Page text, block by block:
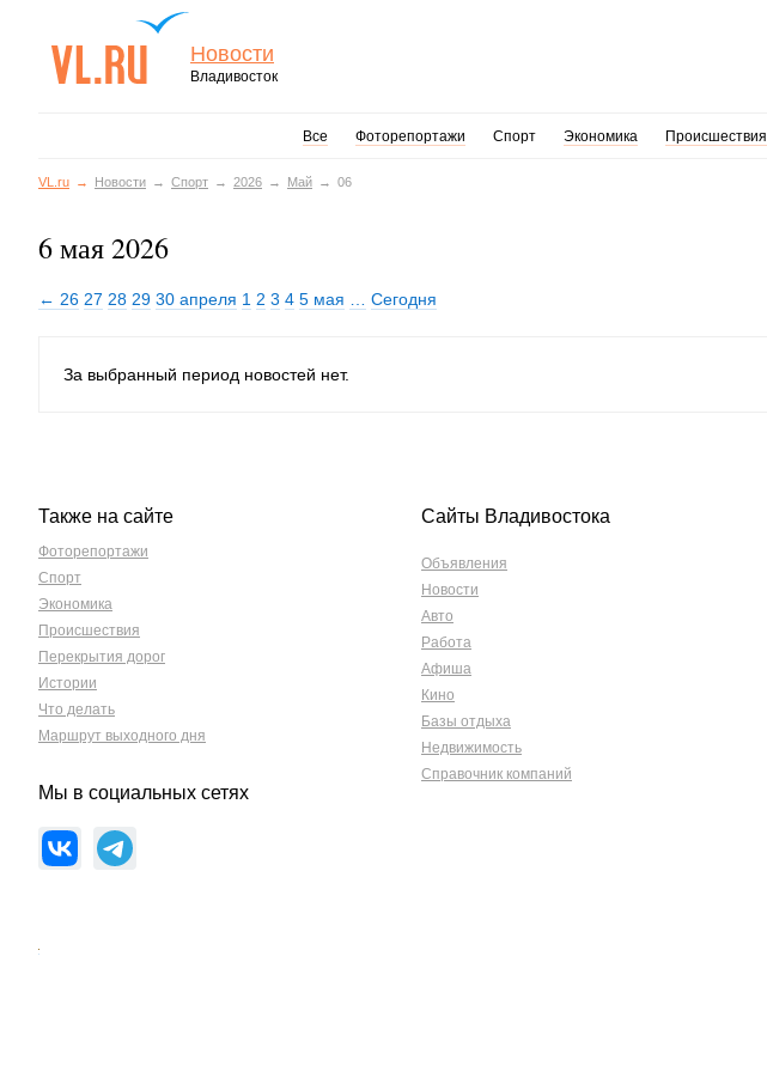
Новости
Владивосток
Все Фоторепортажи Спорт Экономика Происшествия
VL.ru Новости Спорт 2026 Май 06
6 мая 2026
← 26 27 28 29 30 апреля 1 2 3 4 5 мая Сегодня
За выбранный период новостей нет.
Также на сайте
Фоторепортажи
Спорт
Экономика
Происшествия
Перекрытия дорог
Истории
Что делать
Маршрут выходного дня
Мы в социальных сетях
Сайты Владивостока
Объявления
Новости
Авто
Работа
Афиша
Кино
Базы отдыха
Недвижимость
Справочник компаний